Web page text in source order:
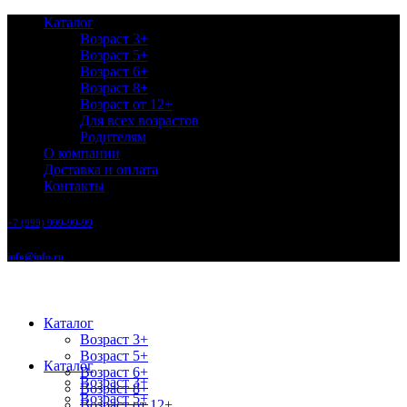
Каталог
Возраст 3+
Возраст 5+
Возраст 6+
Возраст 8+
Возраст от 12+
Для всех возрастов
Родителям
О компании
Доставка и оплата
Контакты
+7 (999) 999-99-99
info@info.ru
Каталог
Возраст 3+
Возраст 5+
Возраст 6+
Возраст 8+
Каталог
Возраст 3+
Возраст 5+